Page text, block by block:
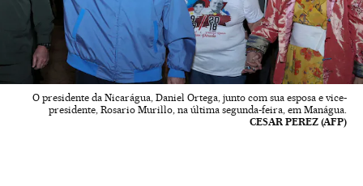
O presidente da Nicarágua, Daniel Ortega, junto com sua esposa e vice-
presidente, Rosario Murillo, na última segunda-feira, em Manágua.
CESAR PEREZ (AFP)